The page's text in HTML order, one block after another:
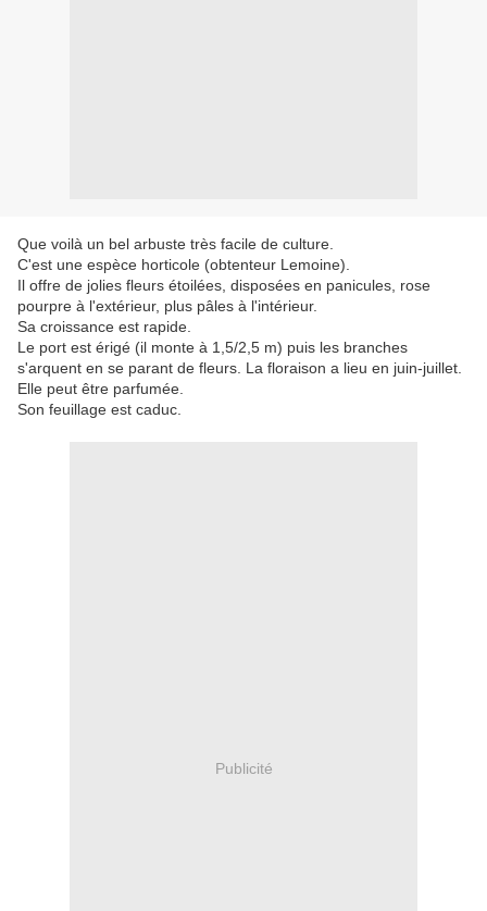
Que voilà un bel arbuste très facile de culture.
C'est une espèce horticole (obtenteur Lemoine).
Il offre de jolies fleurs étoilées, disposées en panicules, rose
pourpre à l'extérieur, plus pâles à l'intérieur.
Sa croissance est rapide.
Le port est érigé (il monte à 1,5/2,5 m) puis les branches
s'arquent en se parant de fleurs. La floraison a lieu en juin-juillet.
Elle peut être parfumée.
Son feuillage est caduc.
Publicité